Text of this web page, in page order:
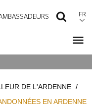
FR
DE L'ARDENNE
EN ARDENNE